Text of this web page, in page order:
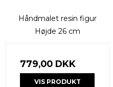
Håndmalet resin figur
Højde 26 cm
779,00 DKK
VIS PRODUKT